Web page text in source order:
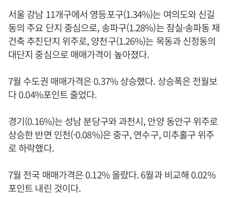
서울 강남 11개구에서 영등포구(1.34%)는 여의도와 신길
동의 주요 단지 중심으로, 송파구(1.28%)는 잠실·송파동 재
건축 추진단지 위주로, 양천구(1.26%)는 목동과 신정동의
대단지 중심으로 매매가격이 높아졌다.
7월 수도권 매매가격은 0.37% 상승했다. 상승폭은 전월보
다 0.04%포인트 줄었다.
경기(0.16%)는 성남 분당구와 과천시, 안양 동안구 위주로
상승한 반면 인천(-0.08%)은 중구, 연수구, 미추홀구 위주
로 하락했다.
7월 전국 매매가격은 0.12% 올랐다. 6월과 비교해 0.02%
포인트 내린 것이다.